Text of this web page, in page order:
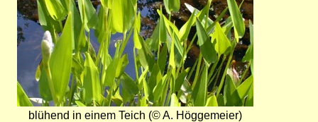
blühend in einem Teich (© A. Höggemeier)